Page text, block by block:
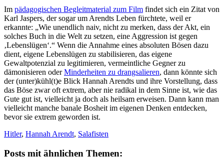
Im pädagogischen Begleitmaterial zum Film findet sich ein Zitat von
Karl Jaspers, der sogar um Arendts Leben fürchtete, weil er
erkannte: „Wie unendlich naiv, nicht zu merken, dass der Akt, ein
solches Buch in die Welt zu setzen, eine Aggression ist gegen
‚Lebenslügen‘.“ Wenn die Annahme eines absoluten Bösen dazu
dient, eigene Lebenslügen zu stabilisieren, das eigene
Gewaltpotenzial zu legitimieren, vermeintliche Gegner zu
dämonisieren oderMinderheiten zu drangsalieren, dann könnte sich
der (unter)kühl(t)e Blick Hannah Arendts und ihre Vorstellung, dass
das Böse zwar oft extrem, aber nie radikal in dem Sinne ist, wie das
Gute gut ist, vielleicht ja doch als heilsam erweisen. Dann kann man
vielleicht manche banale Bosheit im eigenen Denken entdecken,
bevor sie extrem geworden ist.
Hitler, Hannah Arendt, Salafisten
Posts mit ähnlichen Themen: